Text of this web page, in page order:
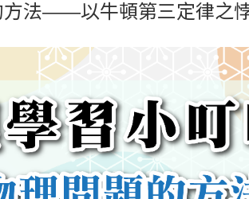
法——以牛頓第三定律之